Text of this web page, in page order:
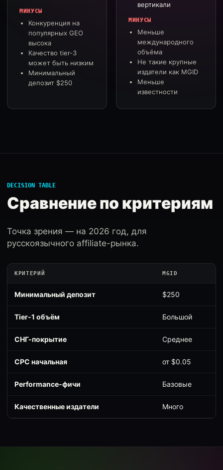
МИНУСЫ
Конкуренция на
популярных GEO
высока
Качество tier-3
может быть низким
Минимальный
депозит $250
вертикали
МИНУСЫ
Меньше
международного
объёма
Не такие крупные
издатели как MGID
Меньше
известности
DECISION TABLE
Сравнение по критериям
Точка зрения — на 2026 год, для
русскоязычного affiliate-рынка.
КРИТЕРИЙ MGID
Минимальный депозит $250
Tier-1 объём Большой
СНГ-покрытие Среднее
CPC начальная от $0.05
Performance-фичи Базовые
Качественные издатели Много